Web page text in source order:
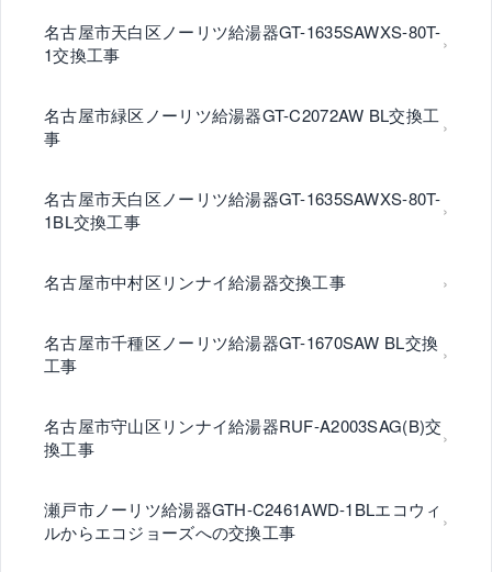
名古屋市天白区ノーリツ給湯器GT-1635SAWXS-80T-
1交換工事
名古屋市緑区ノーリツ給湯器GT-C2072AW BL交換工
事
名古屋市天白区ノーリツ給湯器GT-1635SAWXS-80T-
1BL交換工事
名古屋市中村区リンナイ給湯器交換工事
名古屋市千種区ノーリツ給湯器GT-1670SAW BL交換
工事
名古屋市守山区リンナイ給湯器RUF-A2003SAG(B)交
換工事
瀬戸市ノーリツ給湯器GTH-C2461AWD-1BLエコウィ
ルからエコジョーズへの交換工事